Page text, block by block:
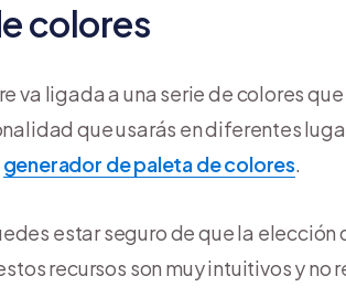
colores
va ligada a una serie de colores
que usarás en diferentes
generador de paleta de colores.
estar seguro de que la elección
recursos son muy intuitivos y no